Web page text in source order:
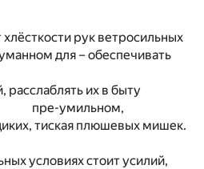
рук ветросильных
для – обеспечивать
их в быту
тиская плюшевых мишек.
условиях стоит усилий,